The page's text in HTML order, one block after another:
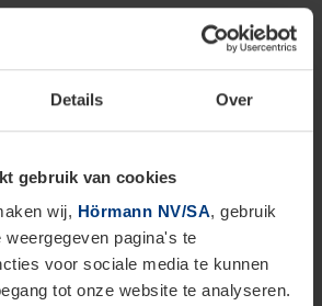
Details Over
gebruik van cookies
wij, Hörmann NV/SA, gebruik
pagina's te
voor sociale media te kunnen
tot onze website te analyseren.